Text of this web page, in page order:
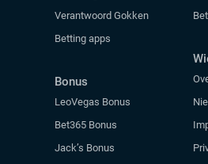
Verantwoord Gokken
Betting apps
Bonus
LeoVegas Bonus
Bet365 Bonus
Jack’s Bonus